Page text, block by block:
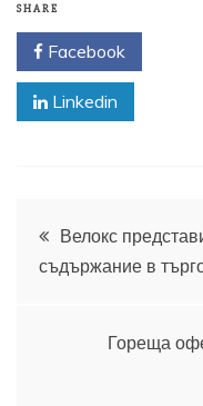
SHARE
Facebook
Linkedin
Велокс
съдържание в
Гореща